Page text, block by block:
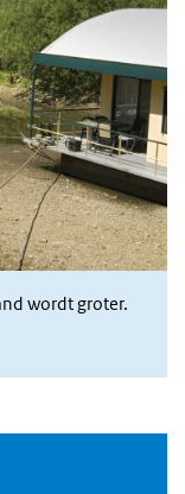
wordt groter.